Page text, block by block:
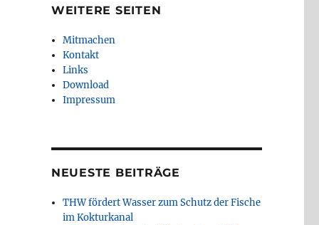
WEITERE SEITEN
Mitmachen
Kontakt
Links
Download
Impressum
NEUESTE BEITRÄGE
THW fördert Wasser zum Schutz der Fische
im Kokturkanal